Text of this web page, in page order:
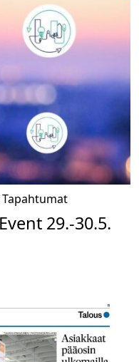
Tapahtumat
29.-30.5.